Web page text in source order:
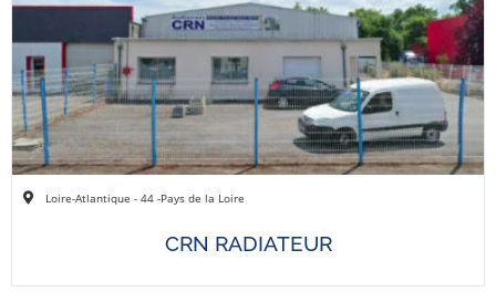
Loire-Atlantique - 44 -Pays de la Loire
CRN RADIATEUR